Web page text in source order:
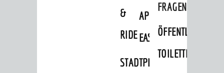
&
RIDE
APP
EASYPARKEN
STADTPLAN
FRAGEN
ÖFFENTLICHE
TOILETTEN